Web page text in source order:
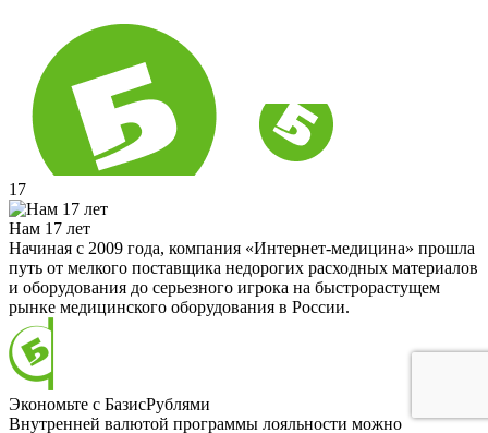
17
Нам 17 лет
Начиная с 2009 года, компания «Интернет-медицина» прошла
путь от мелкого поставщика недорогих расходных материалов
и оборудования до серьезного игрока на быстрорастущем
рынке медицинского оборудования в России.
Экономьте с БазисРублями
Внутренней валютой программы лояльности можно